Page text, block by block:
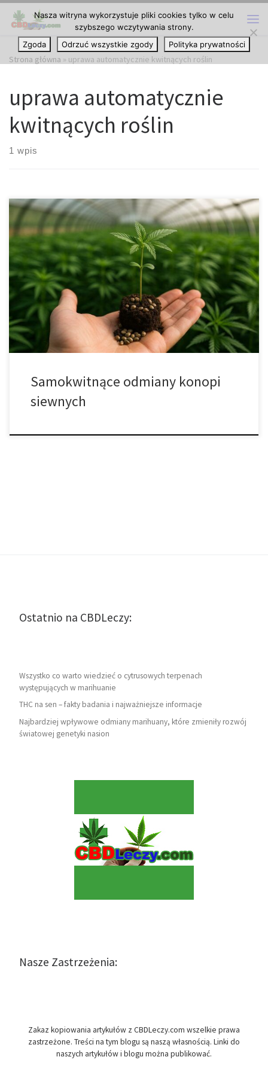
Przejdź do treści
Strona główna » uprawa automatycznie kwitnących roślin
uprawa automatycznie
kwitnących roślin
1 wpis
Samokwitnące konopie siewne – przyszłość rolnictwa
ekologicznego i inteligentnej biotechnologii Nowe oblicze konopi
w epoce zielonej rewolucji W świecie, który szuka równowagi
między technologią a naturą, konopie siewne powracają jako
jedna z najważniejszych roślin XXI wieku. Nie są już tylko źródłem
włókna czy oleju – stały się symbolem zrównoważonej
biogospodarki […]
Samokwitnące odmiany konopi
siewnych
Ostatnio na CBDLeczy:
Wszystko co warto wiedzieć o cytrusowych terpenach
występujących w marihuanie
THC na sen – fakty badania i najważniejsze informacje
Najbardziej wpływowe odmiany marihuany, które zmieniły rozwój
światowej genetyki nasion
Nasze Zastrzeżenia:
Zakaz kopiowania artykułów z CBDLeczy.com wszelkie prawa
zastrzeżone. Treści na tym blogu są naszą własnością. Linki do
naszych artykułów i blogu można publikować.
Nasza witryna wykorzystuje pliki cookies tylko w celu
szybszego wczytywania strony.
Zgoda
Odrzuć wszystkie zgody Polityka prywatności